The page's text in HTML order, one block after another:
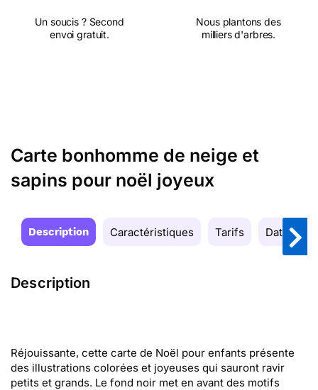
Un soucis ? Second
envoi gratuit.
Nous plantons des
milliers d'arbres.
Carte bonhomme de neige et
sapins pour noël joyeux
Description Caractéristiques Tarifs Date de
Description
Réjouissante, cette carte de Noël pour enfants présente
des illustrations colorées et joyeuses qui sauront ravir
petits et grands. Le fond noir met en avant des motifs